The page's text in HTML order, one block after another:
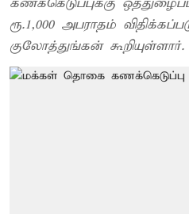
கணக்கெடுப்புக்கு
ரூ.1,000 அபராதம்
குலோத்துங்கன் கூறியுள்ளார்.